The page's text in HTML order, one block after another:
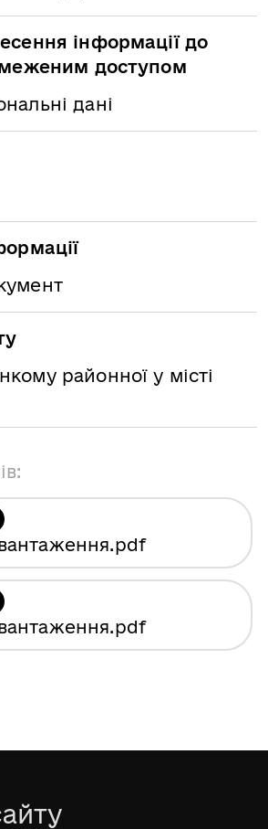
інформації до
доступом
дані
районної у місті
.pdf
.pdf